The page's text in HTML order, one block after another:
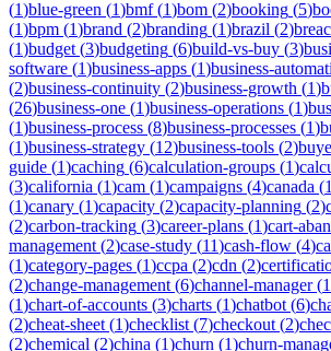
(1)blue-green (1)bmf(1)bom (2)booking (5)
(1)bpm (1)brand (2)branding (1)brazil (2)
(1)budget (3)budgeting (6)build-vs-buy (3)
software (1)business-apps (1)business-
(2)business-continuity (2)business-growth (1)
(26)business-one (1)business-operations (1)
(1)business-process (8)business-processes (1)
(1)business-strategy (12)business-tools (2)
guide (1)caching (6)calculation-groups (1)
(3)california (1)cam (1)campaigns (4)canada (1
(1)canary (1)capacity (2)capacity-planning (2)
(2)carbon-tracking (3)career-plans (1)cart-
management (2)case-study (11)cash-flow (4)
(1)category-pages (1)ccpa (2)cdn (2)
(2)change-management (6)channel-manager(1
(1)chart-of-accounts (3)charts (1)chatbot (6)
(2)cheat-sheet (1)checklist (7)checkout (2)
(2)chemical (2)china (1)churn (1)churn-